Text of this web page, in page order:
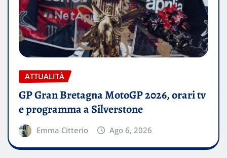
ATTUALITÀ
GP Gran Bretagna MotoGP 2026, orari tv
e programma a Silverstone
Emma Citterio Ago 6, 2026